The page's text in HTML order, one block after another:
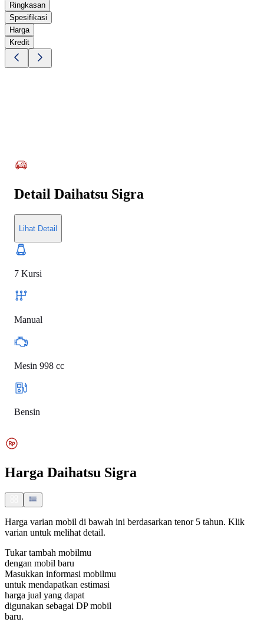
Ringkasan
Spesifikasi
Harga
Kredit
Detail Daihatsu Sigra
Lihat Detail
7 Kursi
Manual
Mesin 998 cc
Bensin
Harga Daihatsu Sigra
Harga varian mobil di bawah ini berdasarkan tenor 5 tahun. Klik
varian untuk melihat detail.
Tukar tambah mobilmu
dengan mobil baru
Masukkan informasi mobilmu
untuk mendapatkan estimasi
harga jual yang dapat
digunakan sebagai DP mobil
baru.